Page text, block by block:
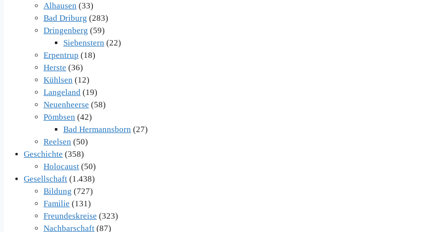
Alhausen (33)
Bad Driburg (283)
Dringenberg (59)
Siebenstern (22)
Erpentrup (18)
Herste (36)
Kühlsen (12)
Langeland (19)
Neuenheerse (58)
Pömbsen (42)
Bad Hermannsborn (27)
Reelsen (50)
Geschichte (358)
Holocaust (50)
Gesellschaft (1.438)
Bildung (727)
Familie (131)
Freundeskreise (323)
Nachbarschaft (87)